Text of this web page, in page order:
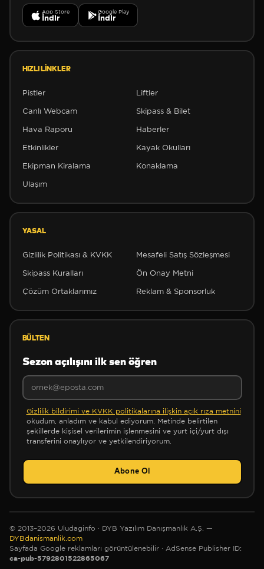
App Store
İndir
Google Play
İndir
HIZLI LINKLER
Pistler Liftler
Canlı Webcam Skipass & Bilet
Hava Raporu Haberler
Etkinlikler Kayak Okulları
Ekipman Kiralama Konaklama
Ulaşım
YASAL
Gizlilik Politikası & KVKK Mesafeli Satış Sözleşmesi
Skipass Kuralları Ön Onay Metni
Çözüm Ortaklarımız Reklam & Sponsorluk
BÜLTEN
Sezon açılışını ilk sen öğren
Gizlilik bildirimi ve KVKK politikalarına ilişkin açık rıza metnini
okudum, anladım ve kabul ediyorum. Metinde belirtilen
şekillerde kişisel verilerimin işlenmesini ve yurt içi/yurt dışı
transferini onaylıyor ve yetkilendiriyorum.
Abone Ol
© 2013–2026 Uludaginfo · DYB Yazılım Danışmanlık A.Ş. —
DYBdanismanlik.com
Sayfada Google reklamları görüntülenebilir · AdSense Publisher ID:
ca-pub-5792801522865067